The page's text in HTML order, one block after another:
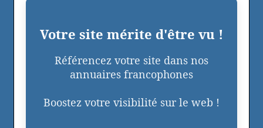
Votre site mérite d'être vu !
Référencez votre site dans nos
annuaires francophones
Boostez votre visibilité sur le web !